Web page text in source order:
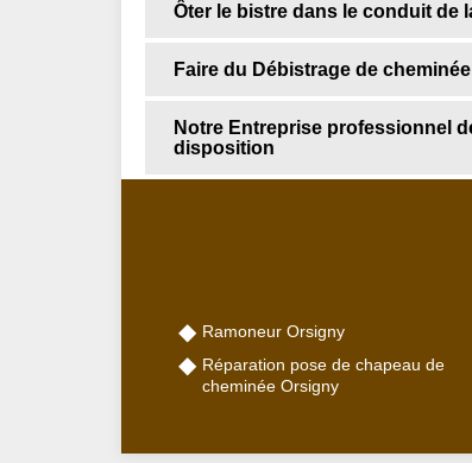
Ôter le bistre dans le conduit de
Faire du Débistrage de
Notre Entreprise professionnel
disposition
Ramoneur Orsigny
Réparation pose de chapeau de
cheminée Orsigny